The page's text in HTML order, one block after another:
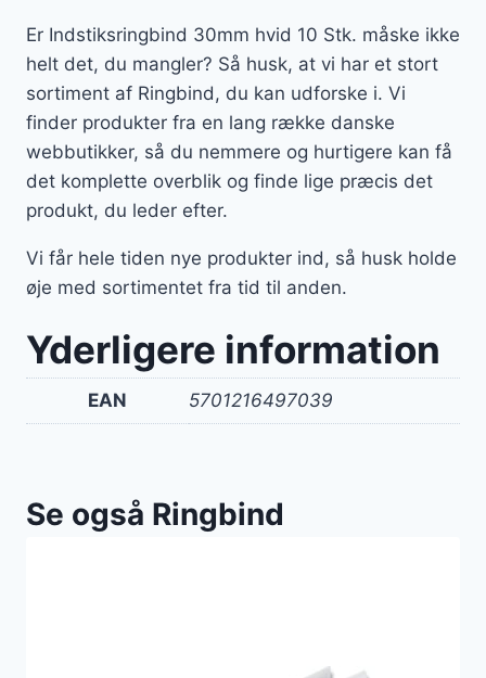
Er Indstiksringbind 30mm hvid 10 Stk. måske ikke
helt det, du mangler? Så husk, at vi har et stort
sortiment af Ringbind, du kan udforske i. Vi
finder produkter fra en lang række danske
webbutikker, så du nemmere og hurtigere kan få
det komplette overblik og finde lige præcis det
produkt, du leder efter.
Vi får hele tiden nye produkter ind, så husk holde
øje med sortimentet fra tid til anden.
Yderligere information
EAN 5701216497039
Se også Ringbind